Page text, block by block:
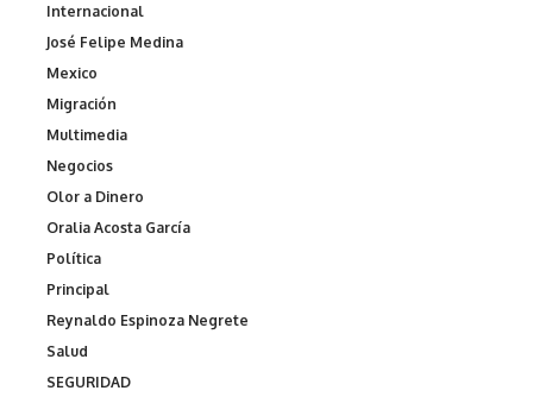
Internacional
José Felipe Medina
Mexico
Migración
Multimedia
Negocios
Olor a Dinero
Oralia Acosta García
Política
Principal
Reynaldo Espinoza Negrete
Salud
SEGURIDAD